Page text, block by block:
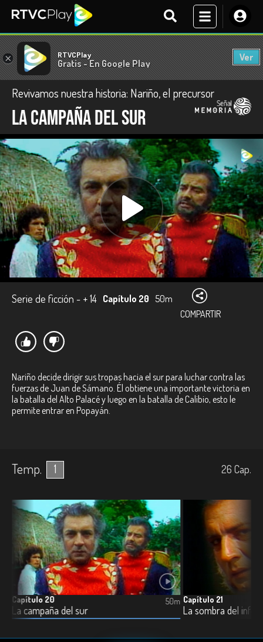
× RTVCPlay
Gratis - En Google Play
Ver
Revivamos nuestra historia: Nariño, el precursor
La campaña del sur
Serie de ficción - + 14 Capítulo 20 50m
COMPARTIR
Nariño decide dirigir sus tropas hacia el sur para luchar contra las
fuerzas de Juan de Sámano. Él obtiene una importante victoria en
la batalla del Alto Palacé y luego en la batalla de Calibio, esto le
permite entrar en Popayán.
Temp. 1 26 Cap.
Capítulo 20
La campaña del sur
50m Capítulo 21
La sombra del